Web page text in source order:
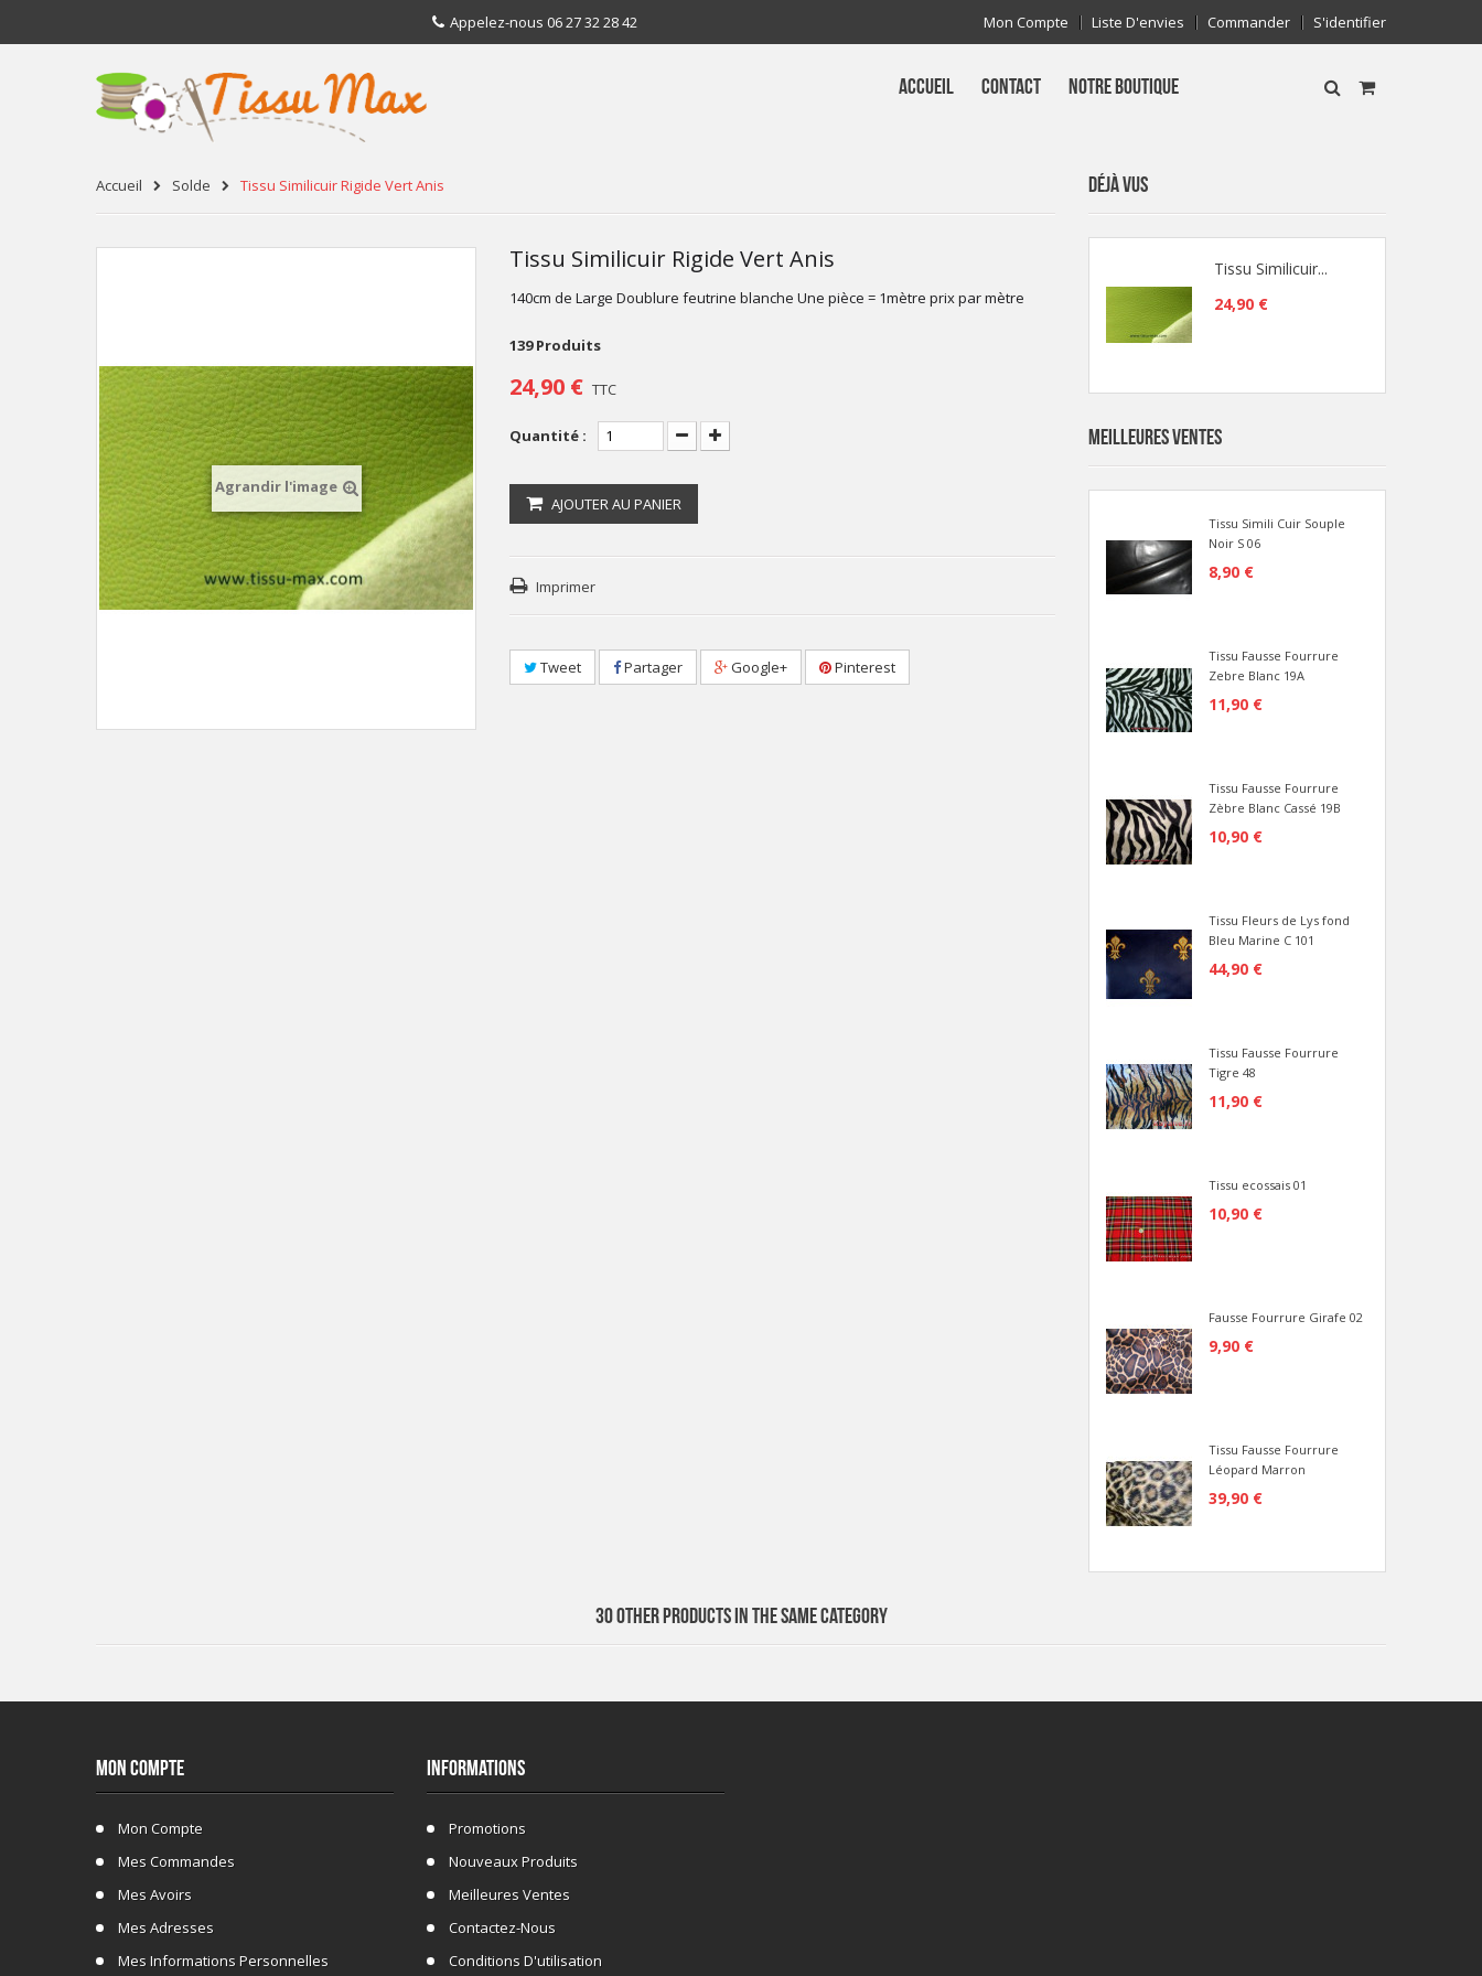
Mon Compte Liste D'envies Commander S'identifier
Appelez-nous 06 27 32 28 42
ACCUEIL CONTACT NOTRE BOUTIQUE
Accueil Solde Tissu Similicuir Rigide Vert Anis
Agrandir l'image
Tissu Similicuir Rigide Vert Anis
140cm de Large Doublure feutrine blanche Une pièce = 1mètre prix par mètre
139 Produits
24,90 € TTC
Quantité :
AJOUTER AU PANIER
Imprimer
Tweet Partager Google+ Pinterest
DÉJÀ VUS
Tissu Similicuir...
24,90 €
MEILLEURES VENTES
Tissu Simili Cuir Souple
Noir S 06
8,90 €
Tissu Fausse Fourrure
Zebre Blanc 19A
11,90 €
Tissu Fausse Fourrure
Zèbre Blanc Cassé 19B
10,90 €
Tissu Fleurs de Lys fond
Bleu Marine C 101
44,90 €
Tissu Fausse Fourrure
Tigre 48
11,90 €
Tissu ecossais 01
10,90 €
Fausse Fourrure Girafe 02
9,90 €
Tissu Fausse Fourrure
Léopard Marron
39,90 €
30 OTHER PRODUCTS IN THE SAME CATEGORY
MON COMPTE
Mon Compte
Mes Commandes
Mes Avoirs
Mes Adresses
Mes Informations Personnelles
INFORMATIONS
Promotions
Nouveaux Produits
Meilleures Ventes
Contactez-Nous
Conditions D'utilisation